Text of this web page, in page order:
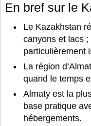
En bref sur le
Le Kazakhstan
canyons et lacs ;
particulièrement
La région
quand le temps
Almaty est la
base pratique
hébergements.